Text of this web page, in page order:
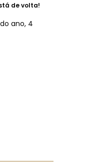
de volta!
ano, 4